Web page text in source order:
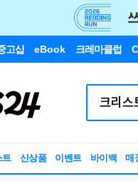
고샵 eBook 크레마클럽
트 신상품 이벤트 바이백 매